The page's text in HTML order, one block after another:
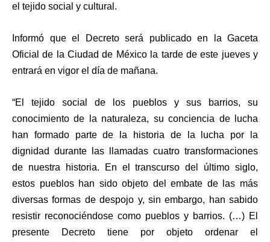
el tejido social y cultural.
Informó que el Decreto será publicado en la Gaceta
Oficial de la Ciudad de México la tarde de este jueves y
entrará en vigor el día de mañana.
“El tejido social de los pueblos y sus barrios, su
conocimiento de la naturaleza, su conciencia de lucha
han formado parte de la historia de la lucha por la
dignidad durante las llamadas cuatro transformaciones
de nuestra historia. En el transcurso del último siglo,
estos pueblos han sido objeto del embate de las más
diversas formas de despojo y, sin embargo, han sabido
resistir reconociéndose como pueblos y barrios. (…) El
presente Decreto tiene por objeto ordenar el